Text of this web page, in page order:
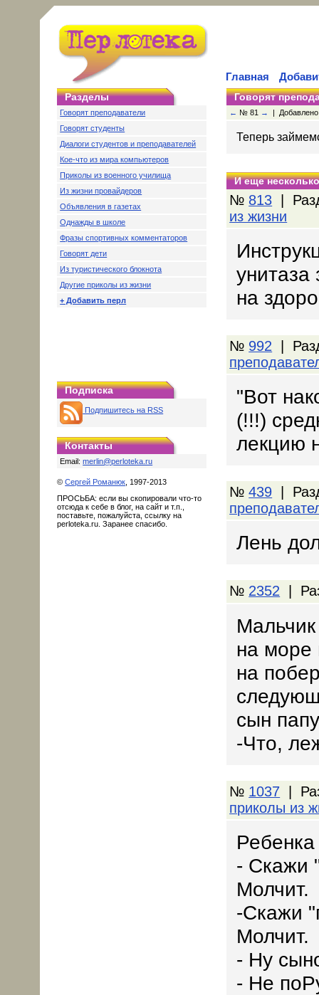
Главная
Разделы
Говорят преподаватели
Говорят студенты
Диалоги студентов и преподавателей
Кое-что из мира компьютеров
Приколы из военного училища
Из жизни провайдеров
Объявления в газетах
Однажды в школе
Фразы спортивных комментаторов
Говорят дети
Из туристического блокнота
Другие приколы из жизни
+ Добавить перл
Подписка
Подпишитесь на RSS
Контакты
Email:merlin@perloteka.ru
©Сергей Романюк , 1997-2013
ПРОСЬБА: если вы скопировали что-то
отсюда к себе в блог, на сайт и т.п.,
поставьте, пожалуйста, ссылку на
perloteka.ru. Заранее спасибо.
Говорят
← № 81 → |
Теперь
И еще
№ 813 |
из жизни
унитаза
на
№ 992 |
"Вот
(!!!)
лекцию
№439 |
Лень
№ 2352 |
на море
на
сын
-Что,
№ 1037 |
приколы из
Ребенка
- Скажи
Молчит.
-Скажи
Молчит.
- Ну
- Не